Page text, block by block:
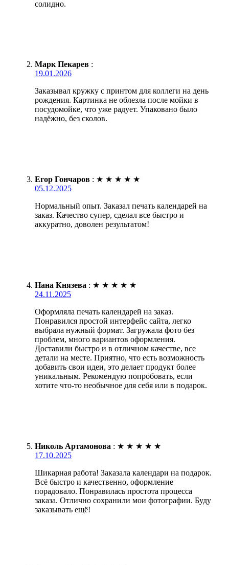
солидно.
Марк Пекарев :
19.01.2026
Заказывал кружку с принтом для коллеги на день
рождения. Картинка не облезла после мойки в
посудомойке, что уже радует. Упаковано было
надёжно, без сколов.
Егор Гончаров : ★ ★ ★ ★ ★
05.12.2025
Нормальный опыт. Заказал печать календарей на
заказ. Качество супер, сделал все быстро и
аккуратно, доволен результатом!
Нана Князева : ★ ★ ★ ★ ★
24.11.2025
Оформляла печать календарей на заказ.
Понравился простой интерфейс сайта, легко
выбрала нужный формат. Загружала фото без
проблем, много вариантов оформления.
Доставили быстро и в отличном качестве, все
детали на месте. Приятно, что есть возможность
добавить свои идеи, это делает продукт более
уникальным. Рекомендую попробовать, если
хотите что-то необычное для себя или в подарок.
Николь Артамонова : ★ ★ ★ ★ ★
17.10.2025
Шикарная работа! Заказала календари на подарок.
Всё быстро и качественно, оформление
порадовало. Понравилась простота процесса
заказа. Отлично сохранили мои фотографии. Буду
заказывать ещё!